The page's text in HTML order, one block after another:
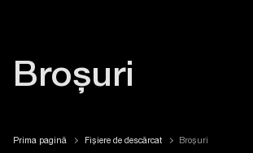
Broșuri
Prima pagină Fișiere de descărcat Broșuri